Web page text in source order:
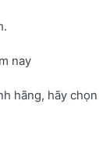
nay
hãng, hãy chọn